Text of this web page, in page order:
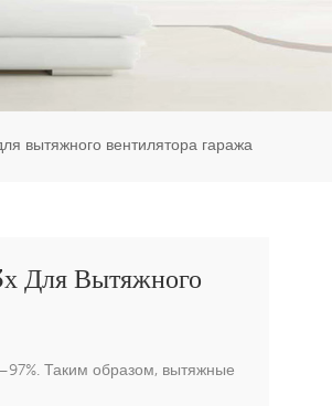
вытяжного вентилятора гаража
Для Вытяжного
Таким образом, вытяжные